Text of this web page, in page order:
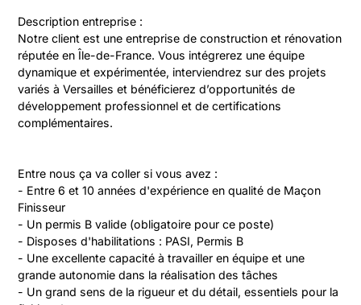
Description entreprise :
Notre client est une entreprise de construction et rénovation
réputée en Île-de-France. Vous intégrerez une équipe
dynamique et expérimentée, interviendrez sur des projets
variés à Versailles et bénéficierez d’opportunités de
développement professionnel et de certifications
complémentaires.
Entre nous ça va coller si vous avez :
- Entre 6 et 10 années d'expérience en qualité de Maçon
Finisseur
- Un permis B valide (obligatoire pour ce poste)
- Disposes d'habilitations : PASI, Permis B
- Une excellente capacité à travailler en équipe et une
grande autonomie dans la réalisation des tâches
- Un grand sens de la rigueur et du détail, essentiels pour la